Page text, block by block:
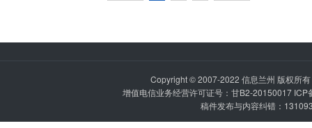
Copyright © 2007-2022 信息兰州 版权所
增值电信业务经营许可证号：甘B2-20150017 ICP
稿件发布与内容纠错：